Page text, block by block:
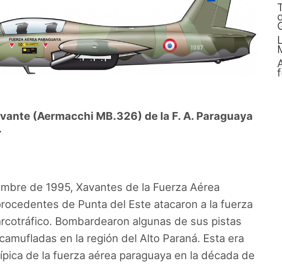
(Aermacchi MB.326) de la F. A. Paraguaya
de 1995, Xavantes de la Fuerza Aérea
de Punta del Este atacaron a la fuerza
Bombardearon algunas de sus pistas
en la región del Alto Paraná. Esta era
de la fuerza aérea paraguaya en la década de